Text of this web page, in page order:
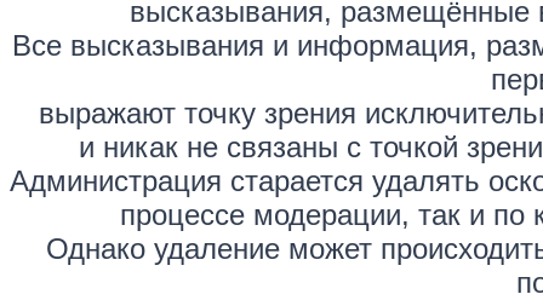
высказывания, размещённые
Все высказывания и информация,
выражают точку зрения
и никак не связаны с точкой
Администрация старается удалять
процессе модерации, так и по
Однако удаление может